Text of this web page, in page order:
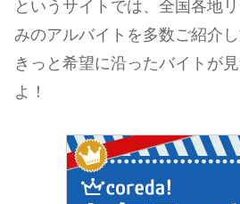
というサイトでは、全国各地
みのアルバイトを多数ご紹介し
きっと希望に沿ったバイトが
よ！